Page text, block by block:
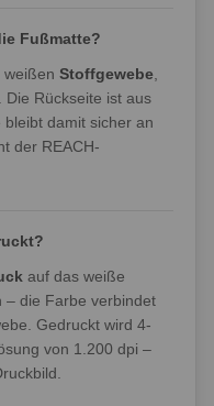
Fußmatte?
weißen Stoffgewebe
Rückseite ist aus
bleibt damit sicher an
der REACH-
auf das weiße
– die Farbe verbindet
Gedruckt wird 4-
von 1.200 dpi –